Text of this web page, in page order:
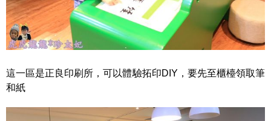
這一區是正良印刷所，可以體驗拓印DIY，要先至櫃檯領取筆
和紙